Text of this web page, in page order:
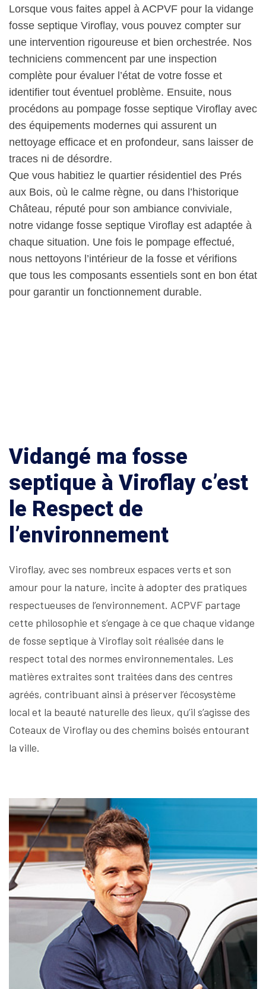
Lorsque vous faites appel à ACPVF pour la vidange
fosse septique Viroflay, vous pouvez compter sur
une intervention rigoureuse et bien orchestrée. Nos
techniciens commencent par une inspection
complète pour évaluer l’état de votre fosse et
identifier tout éventuel problème. Ensuite, nous
procédons au pompage fosse septique Viroflay avec
des équipements modernes qui assurent un
nettoyage efficace et en profondeur, sans laisser de
traces ni de désordre.
Que vous habitiez le quartier résidentiel des Prés
aux Bois, où le calme règne, ou dans l’historique
Château, réputé pour son ambiance conviviale,
notre vidange fosse septique Viroflay est adaptée à
chaque situation. Une fois le pompage effectué,
nous nettoyons l’intérieur de la fosse et vérifions
que tous les composants essentiels sont en bon état
pour garantir un fonctionnement durable.
Vidangé ma fosse
septique à Viroflay c’est
le Respect de
l’environnement
Viroflay, avec ses nombreux espaces verts et son
amour pour la nature, incite à adopter des pratiques
respectueuses de l’environnement. ACPVF partage
cette philosophie et s’engage à ce que chaque vidange
de fosse septique à Viroflay soit réalisée dans le
respect total des normes environnementales. Les
matières extraites sont traitées dans des centres
agréés, contribuant ainsi à préserver l’écosystème
local et la beauté naturelle des lieux, qu’il s’agisse des
Coteaux de Viroflay ou des chemins boisés entourant
la ville.